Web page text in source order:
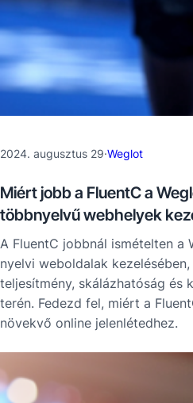
2024. augusztus 29·Weglot
Miért jobb a FluentC a
többnyelvű webhelyek
A FluentC jobbnál ismételten a
nyelvi weboldalak
teljesítmény, skálázhatóság és
terén. Fedezd fel, miért a
növekvő online jelenlétedhez.